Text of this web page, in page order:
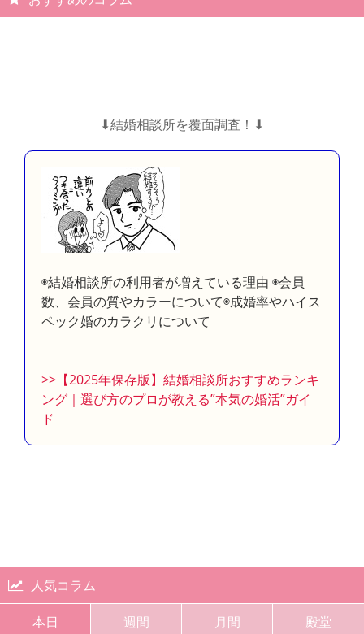
⬇︎結婚相談所を覆面調査！⬇︎
◉結婚相談所の利用者が増えている理由 ◉会員
数、会員の質やカラーについて◉成婚率やハイス
ペック婚のカラクリについて
>>【2025年保存版】結婚相談所おすすめランキ
ング｜選び方のプロが教える”本気の婚活”ガイ
ド
人気コラム
本日 週間 月間 殿堂